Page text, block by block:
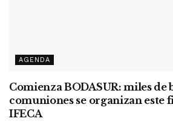
AGENDA
Comienza BODASUR: miles de
comuniones se organizan este
IFECA